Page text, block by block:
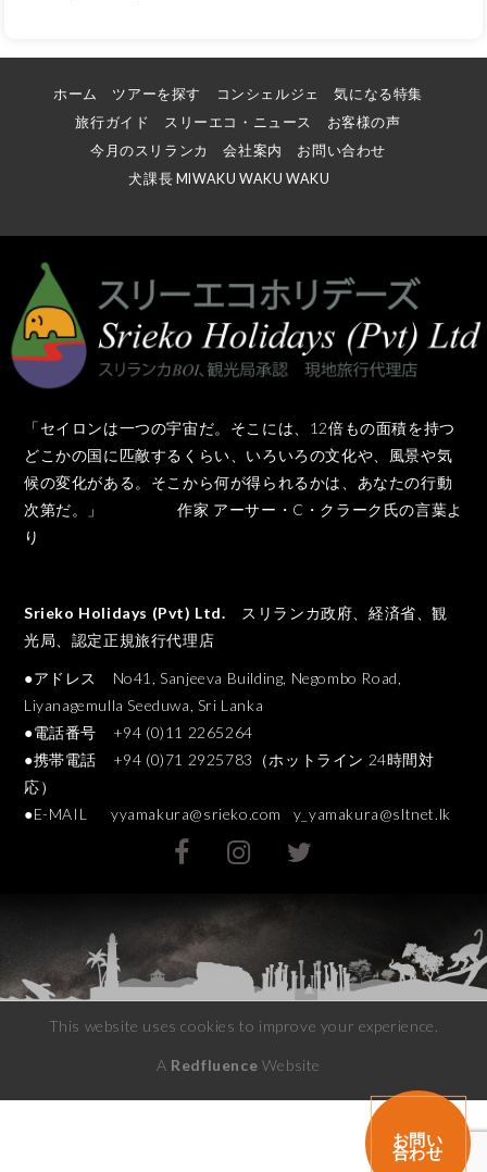
お問い
合わせ
ホーム ツアーを探す コンシェルジェ
気になる特集
旅行ガイド
スリーエコ・ニュース
お客様の声
今月のスリランカ
会社案内
お問い合わせ
犬課長 MIWAKU WAKU WAKU
「セイロンは一つの宇宙だ。そこには、12倍もの面積を持つ
どこかの国に匹敵するくらい、いろいろの文化や、風景や気
候の変化がある。そこから何が得られるかは、あなたの行動
次第だ。」 作家 アーサー・C・クラーク氏の言葉よ
り
Srieko Holidays (Pvt) Ltd. スリランカ政府、経済省、観
光局、認定正規旅行代理店
●アドレス No41, Sanjeeva Building, Negombo Road,
Liyanagemulla Seeduwa, Sri Lanka
●電話番号 +94 (0)11 2265264
●携帯電話 +94 (0)71 2925783（ホットライン 24時間対
応）
●E-MAIL yyamakura@srieko.com y_yamakura@sltnet.lk
This website uses cookies to improve your experience.
A Redfluence Website